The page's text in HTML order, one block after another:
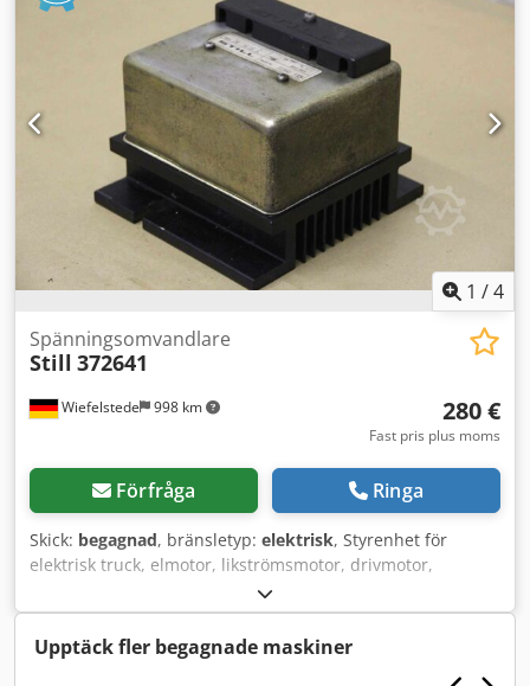
1 /4
Wiefelstede 998 km
Spänningsomvandlare
Still 372641
280 €
Fast pris plus moms
Förfråga Ringa
Skick: begagnad, bränsletyp: elektrisk, Styrenhet för
elektrisk truck, elmotor, likströmsmotor, drivmotor,
motorstyrning, motorcontroller, styrsystem, körstyrning,
spänningsomvandlare -Tillverkare: Still,
spänningsomvandlare -Typ: 372641 -Spänning: SEC 24 V 16
A / PRIM 48 V-80 V -Mått: 185/170/H140 mm Credpfx Asgprk
Upptäck fler begagnade maskiner